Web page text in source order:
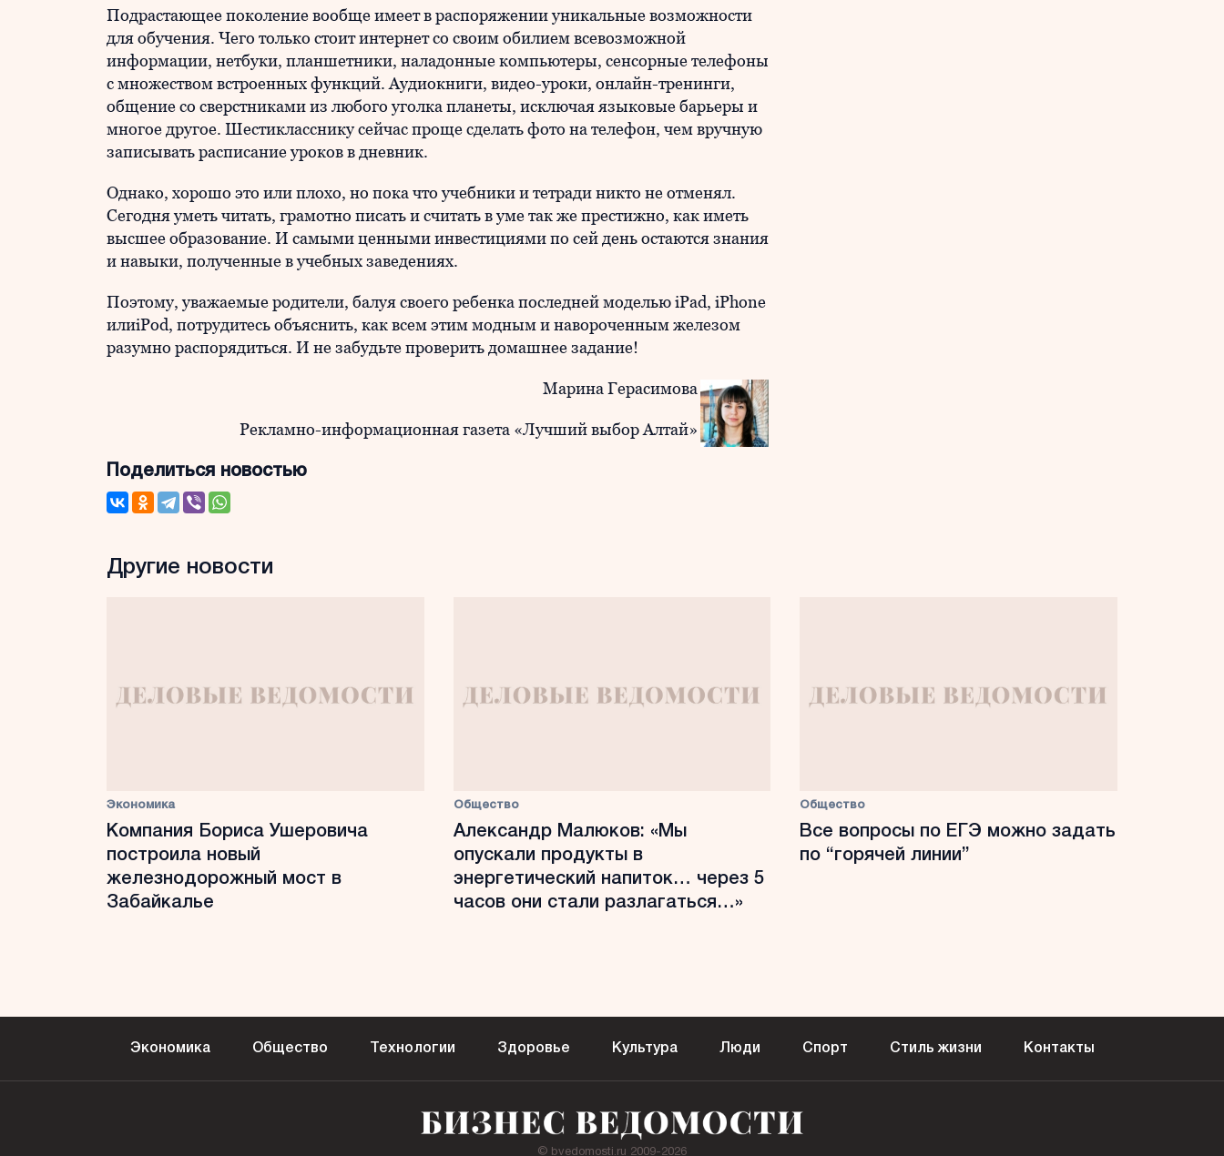
Подрастающее поколение вообще имеет в распоряжении уникальные возможности
для обучения. Чего только стоит интернет со своим обилием всевозможной
информации, нетбуки, планшетники, наладонные компьютеры, сенсорные телефоны
с множеством встроенных функций. Аудиокниги, видео-уроки, онлайн-тренинги,
общение со сверстниками из любого уголка планеты, исключая языковые барьеры и
многое другое. Шестикласснику сейчас проще сделать фото на телефон, чем вручную
записывать расписание уроков в дневник.
Однако, хорошо это или плохо, но пока что учебники и тетради никто не отменял.
Сегодня уметь читать, грамотно писать и считать в уме так же престижно, как иметь
высшее образование. И самыми ценными инвестициями по сей день остаются знания
и навыки, полученные в учебных заведениях.
Поэтому, уважаемые родители, балуя своего ребенка последней моделью iPad, iPhone
илиiPod, потрудитесь объяснить, как всем этим модным и навороченным железом
разумно распорядиться. И не забудьте проверить домашнее задание!
Марина Герасимова
Рекламно-информационная газета «Лучший выбор Алтай»
Поделиться новостью
Другие новости
Экономика
Компания Бориса Ушеровича
построила новый
железнодорожный мост в
Забайкалье
Общество
Александр Малюков: «Мы
опускали продукты в
энергетический напиток… через 5
часов они стали разлагаться…»
Общество
Все вопросы по ЕГЭ можно задать
по “горячей линии”
Экономика Общество Технологии Здоровье Культура Люди Спорт Стиль жизни Контакты
© bvedomosti.ru 2009-2026